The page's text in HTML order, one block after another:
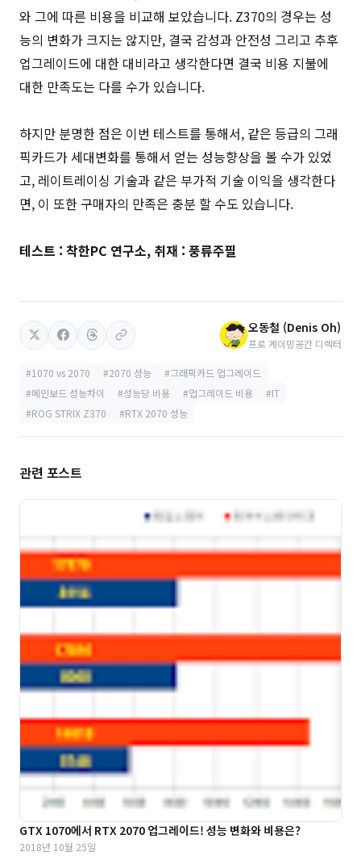
와 그에 따른 비용을 비교해 보았습니다. Z370의 경우는 성
능의 변화가 크지는 않지만, 결국 감성과 안전성 그리고 추후
업그레이드에 대한 대비라고 생각한다면 결국 비용 지불에
대한 만족도는 다를 수가 있습니다.
하지만 분명한 점은 이번 테스트를 통해서, 같은 등급의 그래
픽카드가 세대변화를 통해서 얻는 성능향상을 볼 수가 있었
고, 레이트레이싱 기술과 같은 부가적 기술 이익을 생각한다
면, 이 또한 구매자의 만족은 충분 할 수도 있습니다.
테스트 : 착한PC 연구소, 취재 : 풍류주필
오동철 (Denis Oh)
프로 게이밍공간 디렉터
#1070 vs 2070 #2070 성능
#그래픽카드 업그레이드
#메인보드 성능차이
#성능당 비용 #업그레이드 비용
#IT
#ROG STRIX Z370
#RTX 2070 성능
관련 포스트
GTX 1070에서 RTX 2070 업그레이드! 성능 변화와 비용은?
2018년 10월 25일